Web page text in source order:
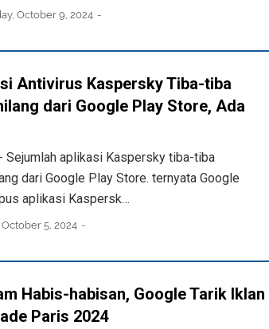
October 9, 2024
Antivirus Kaspersky Tiba-tiba
dari Google Play Store, Ada
Sejumlah aplikasi Kaspersky tiba-tiba
dari Google Play Store. ternyata Google
aplikasi Kaspersk…
5, 2024
Habis-habisan, Google Tarik Iklan
Paris 2024